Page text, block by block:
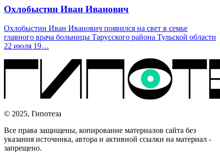
Охлобыстин Иван Иванович
Охлобыстин Иван Иванович появился на свет в семье
главного врача больницы Тарусского района Тульской области
22 июля 19…
© 2025, Гипотеза
Все права защищены, копирование материалов сайта без
указания источника, автора и активной ссылки на материал -
запрещено.